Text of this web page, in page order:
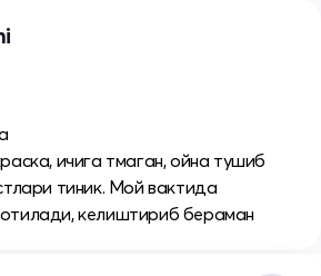
ичига тмаган, ойна тушиб
тиник. Мой вактида
келиштириб бераман